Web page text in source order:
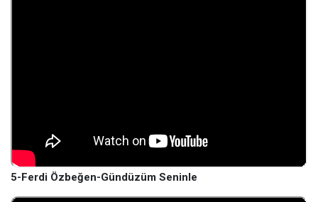
5-Ferdi Özbeğen-Gündüzüm Seninle